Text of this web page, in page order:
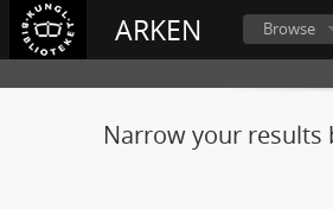
ARKEN Browse
Narrow your results